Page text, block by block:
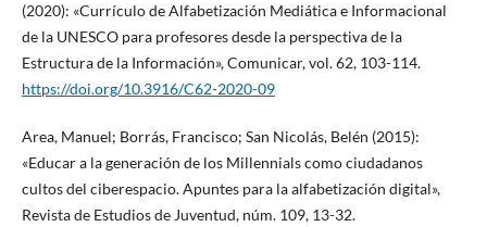
(2020): «Currículo de Alfabetización Mediática e Informacional
de la UNESCO para profesores desde la perspectiva de la
Estructura de la Información», Comunicar, vol. 62, 103-114.
https://doi.org/10.3916/C62-2020-09
Area, Manuel; Borrás, Francisco; San Nicolás, Belén (2015):
«Educar a la generación de los Millennials como ciudadanos
cultos del ciberespacio. Apuntes para la alfabetización digital»,
Revista de Estudios de Juventud, núm. 109, 13-32.